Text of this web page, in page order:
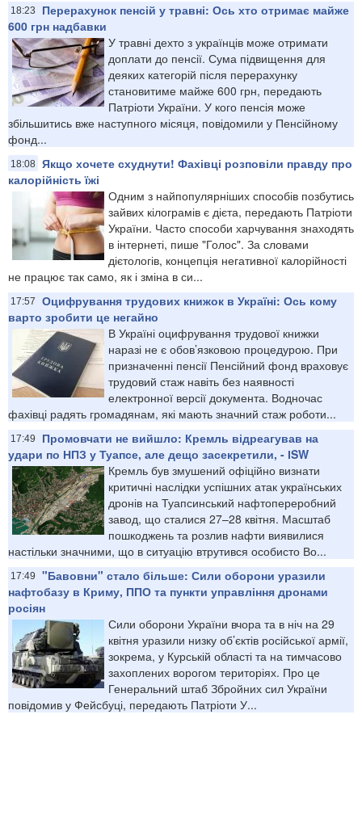
18:23
Перерахунок пенсій у травні: Ось хто отримає майже
600 грн надбавки
У травні дехто з українців може отримати
доплати до пенсії. Сума підвищення для
деяких категорій після перерахунку
становитиме майже 600 грн, передають
Патріоти України. У кого пенсія може
збільшитись вже наступного місяця, повідомили у Пенсійному
фонд...
18:08 Якщо хочете схуднути! Фахівці розповіли правду про
калорійність їжі
Одним з найпопулярніших способів позбутись
зайвих кілограмів є дієта, передають Патріоти
України. Часто способи харчування знаходять
в інтернеті, пише "Голос". За словами
дієтологів, концепція негативної калорійності
не працює так само, як і зміна в си...
17:57
Оцифрування трудових книжок в Україні: Ось кому
варто зробити це негайно
В Україні оцифрування трудової книжки
наразі не є обов’язковою процедурою. При
призначенні пенсії Пенсійний фонд враховує
трудовий стаж навіть без наявності
електронної версії документа. Водночас
фахівці радять громадянам, які мають значний стаж роботи...
17:49
Промовчати не вийшло: Кремль відреагував на
удари по НПЗ у Туапсе, але дещо засекретили, - ІSW
Кремль був змушений офіційно визнати
критичні наслідки успішних атак українських
дронів на Туапсинський нафтопереробний
завод, що сталися 27–28 квітня. Масштаб
пошкоджень та розлив нафти виявилися
настільки значними, що в ситуацію втрутився особисто Во...
17:49
"Бавовни" стало більше: Сили оборони уразили
нафтобазу в Криму, ППО та пункти управління дронами
росіян
Сили оборони України вчора та в ніч на 29
квітня уразили низку об’єктів російської армії,
зокрема, у Курській області та на тимчасово
захоплених ворогом територіях. Про це
Генеральний штаб Збройних сил України
повідомив у Фейсбуці, передають Патріоти У...